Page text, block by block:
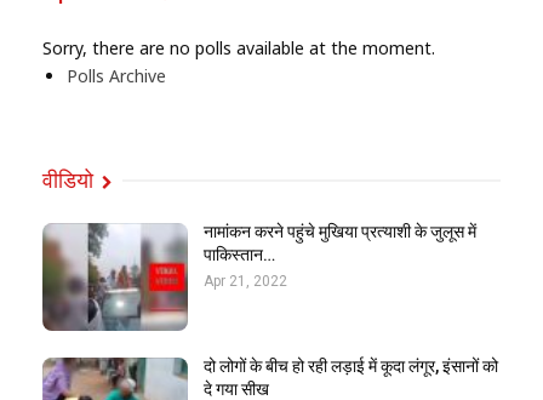
Sorry, there are no polls available at the moment.
Polls Archive
वीडियो
नामांकन करने पहुंचे मुखिया प्रत्याशी के जुलूस में
पाकिस्तान…
Apr 21, 2022
दो लोगों के बीच हो रही लड़ाई में कूदा लंगूर, इंसानों को
दे गया सीख